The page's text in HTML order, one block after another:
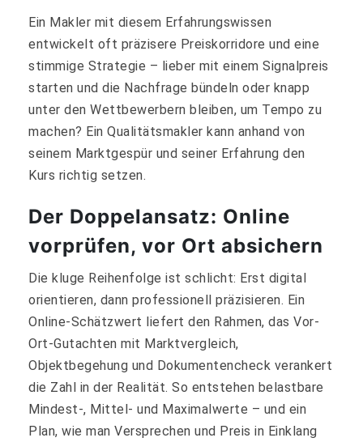
Ein Makler mit diesem Erfahrungswissen
entwickelt oft präzisere Preiskorridore und eine
stimmige Strategie – lieber mit einem Signalpreis
starten und die Nachfrage bündeln oder knapp
unter den Wettbewerbern bleiben, um Tempo zu
machen? Ein Qualitätsmakler kann anhand von
seinem Marktgespür und seiner Erfahrung den
Kurs richtig setzen.
Der Doppelansatz: Online
vorprüfen, vor Ort absichern
Die kluge Reihenfolge ist schlicht: Erst digital
orientieren, dann professionell präzisieren. Ein
Online‑Schätzwert liefert den Rahmen, das Vor-
Ort‑Gutachten mit Marktvergleich,
Objektbegehung und Dokumentencheck verankert
die Zahl in der Realität. So entstehen belastbare
Mindest‑, Mittel‑ und Maximalwerte – und ein
Plan, wie man Versprechen und Preis in Einklang